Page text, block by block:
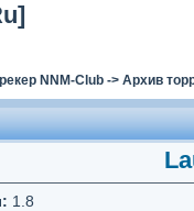
NNM-Club -> Архив
1.8